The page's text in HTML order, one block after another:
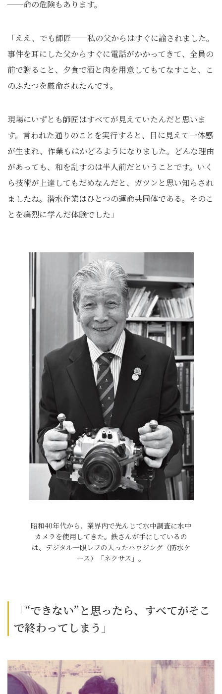
──命の危険もあります。
「ええ、でも師匠──私の父からはすぐに諭されました。
事件を耳にした父からすぐに電話がかかってきて、全員の
前で謝ること、夕食で酒と肉を用意してもてなすこと、こ
のふたつを厳命されたんです。
現場にいずとも師匠はすべてが見えていたんだと思いま
す。言われた通りのことを実行すると、目に見えて一体感
が生まれ、作業もはかどるようになりました。どんな理由
があっても、和を乱すのは半人前だということです。いく
ら技術が上達してもだめなんだと、ガツンと思い知らされ
ましたね。潜水作業はひとつの運命共同体である。そのこ
とを痛烈に学んだ体験でした」
昭和40年代から、業界内で先んじて水中調査に水中
カメラを使用してきた。鉄さんが手にしているの
は、デジタル一眼レフの入ったハウジング（防水ケ
ース）「ネクサス」。
「“できない”と思ったら、すべてがそこ
で終わってしまう」